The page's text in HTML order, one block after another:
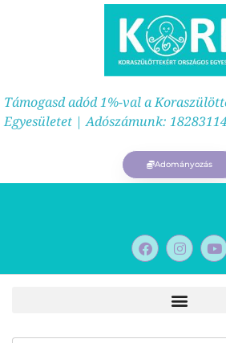
Támogasd adód 1%-val a
Egyesületet | Adószámunk:
Adományozás